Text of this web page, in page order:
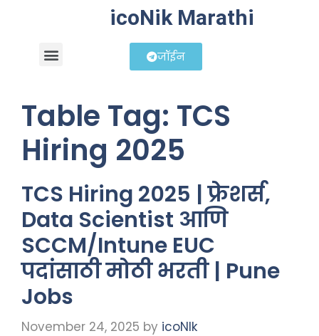
icoNik Marathi
जॉईन
Table Tag: TCS
Hiring 2025
TCS Hiring 2025 | फ्रेशर्स,
Data Scientist आणि
SCCM/Intune EUC
पदांसाठी मोठी भरती | Pune
Jobs
November 24, 2025 by icoNIk